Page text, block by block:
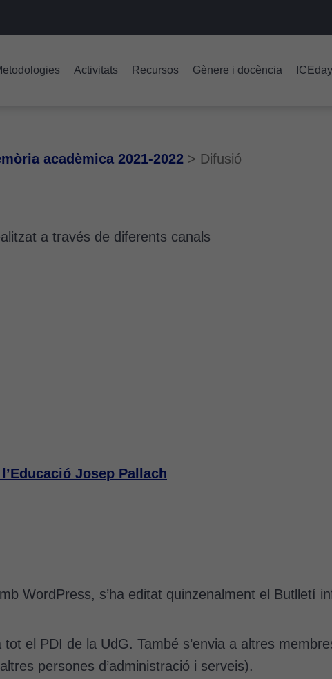
Activitats Recursos Gènere i docència
acadèmica 2021-2022 > Difusió
a través de diferents canals
Josep Pallach
WordPress, s’ha editat quinzenalment el Butlletí
el PDI de la UdG. També s’envia a altres
persones d’administració i serveis).